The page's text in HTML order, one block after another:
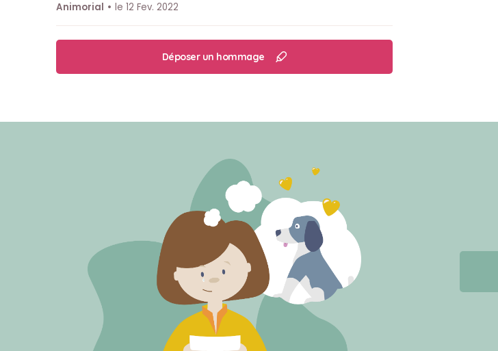
Animorial
le 12 Fev. 2022
Déposer un hommage